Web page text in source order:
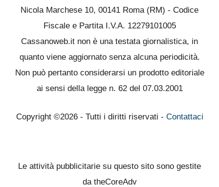
Nicola Marchese 10, 00141 Roma (RM) - Codice
Fiscale e Partita I.V.A. 12279101005
Cassanoweb.it non è una testata giornalistica, in
quanto viene aggiornato senza alcuna periodicità.
Non può pertanto considerarsi un prodotto editoriale
ai sensi della legge n. 62 del 07.03.2001
Copyright ©2026 - Tutti i diritti riservati - Contattaci
Le attività pubblicitarie su questo sito sono gestite
da theCoreAdv